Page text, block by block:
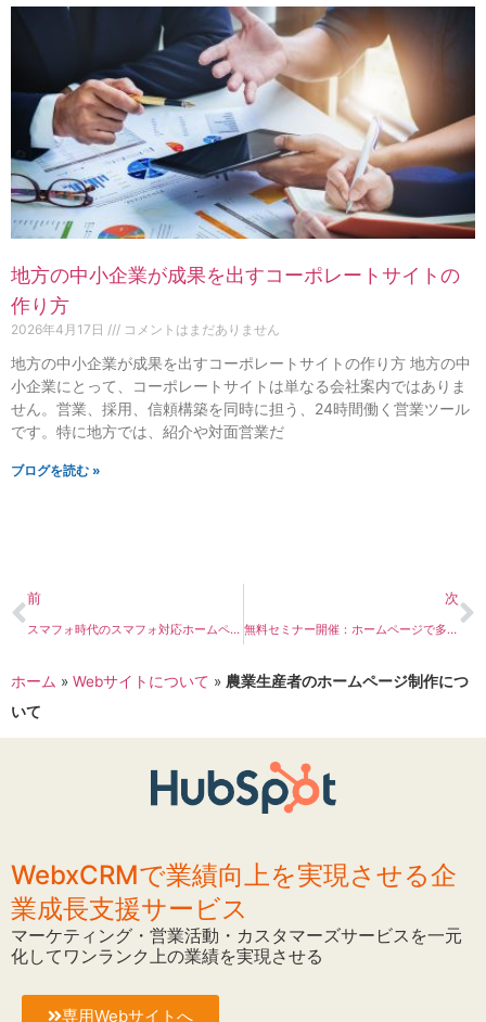
地方の中小企業が成果を出すコーポレートサイトの
作り方
2026年4月17日 コメントはまだありません
地方の中小企業が成果を出すコーポレートサイトの作り方 地方の中
小企業にとって、コーポレートサイトは単なる会社案内ではありま
せん。営業、採用、信頼構築を同時に担う、24時間働く営業ツール
です。特に地方では、紹介や対面営業だ
ブログを読む »
前
スマフォ時代のスマフォ対応ホームページの活用法
次
無料セミナー開催：ホームページで多くの集客を得るために！
ホーム » Webサイトについて » 農業生産者のホームページ制作につ
いて
WebxCRMで業績向上を実現させる企
業成長支援サービス
マーケティング・営業活動・カスタマーズサービスを一元
化してワンランク上の業績を実現させる
専用Webサイトへ